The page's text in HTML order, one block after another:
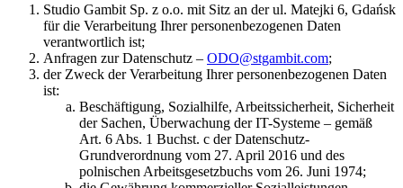
Studio Gambit Sp. z o.o. mit Sitz an der ul. Matejki 6, Gdańsk
für die Verarbeitung Ihrer personenbezogenen Daten
verantwortlich ist;
Anfragen zur Datenschutz – ODO@stgambit.com;
der Zweck der Verarbeitung Ihrer personenbezogenen Daten
ist:
Beschäftigung, Sozialhilfe, Arbeitssicherheit, Sicherheit
der Sachen, Überwachung der IT-Systeme – gemäß
Art. 6 Abs. 1 Buchst. c der Datenschutz-
Grundverordnung vom 27. April 2016 und des
polnischen Arbeitsgesetzbuchs vom 26. Juni 1974;